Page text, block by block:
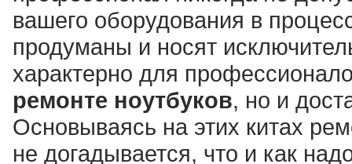
вашего оборудования в
продуманы и носят
характерно для
ремонте ноутбуков, но и
Основываясь на этих китах
не догадывается, что и как